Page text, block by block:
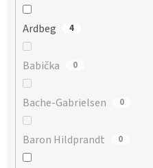
Ardbeg 4
Babička 0
Bache-Gabrielsen 0
Baron Hildprandt 0